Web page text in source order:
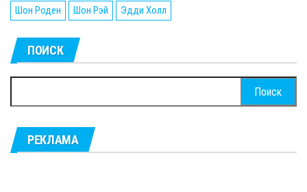
Шон Роден
Шон Рэй Эдди Холл
ПОИСК
РЕКЛАМА